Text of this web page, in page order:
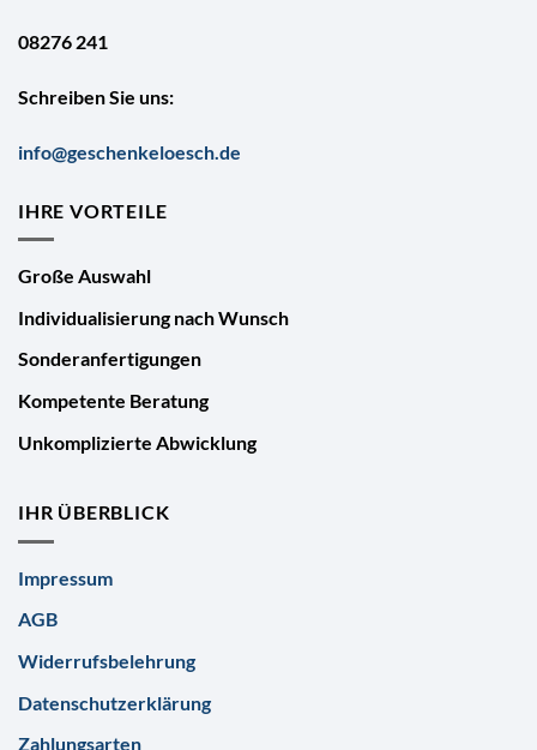
08276 241
Schreiben Sie uns:
info@geschenkeloesch.de
IHRE VORTEILE
Große Auswahl
Individualisierung nach Wunsch
Sonderanfertigungen
Kompetente Beratung
Unkomplizierte Abwicklung
IHR ÜBERBLICK
Impressum
AGB
Widerrufsbelehrung
Datenschutzerklärung
Zahlungsarten